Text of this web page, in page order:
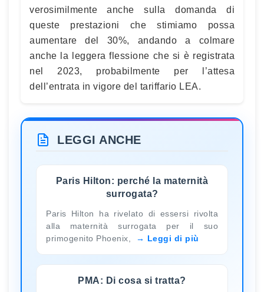
verosimilmente anche sulla domanda di
queste prestazioni che stimiamo possa
aumentare del 30%, andando a colmare
anche la leggera flessione che si è registrata
nel 2023, probabilmente per l’attesa
dell’entrata in vigore del tariffario LEA.
LEGGI ANCHE
Paris Hilton: perché la maternità
surrogata?
Paris Hilton ha rivelato di essersi rivolta
alla maternità surrogata per il suo
primogenito Phoenix,
Leggi di più
PMA: Di cosa si tratta?